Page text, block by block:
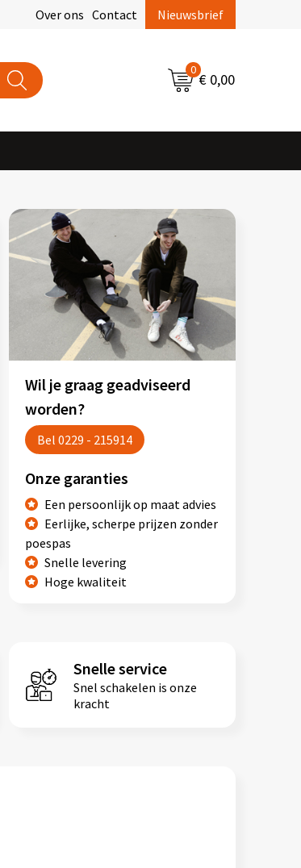
Over ons Contact Nieuwsbrief
0
€ 0,00
Wil je graag geadviseerd
worden?
Bel 0229 - 215914
Onze garanties
Een persoonlijk op maat advies
Eerlijke, scherpe prijzen zonder
poespas
Snelle levering
Hoge kwaliteit
Snelle service
Snel schakelen is onze
kracht